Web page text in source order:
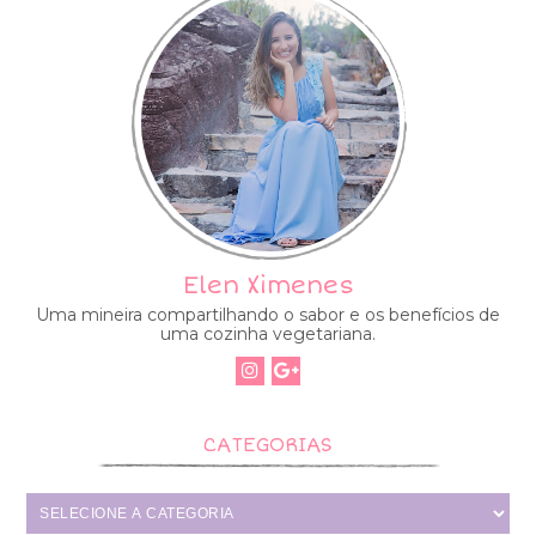
Elen Ximenes
Uma mineira compartilhando o sabor e os benefícios de
uma cozinha vegetariana.
CATEGORIAS